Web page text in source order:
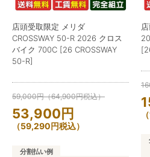
店頭受取限定 メリダ
CROSSWAY 50-R 2026 クロス
バイク 700C [26 CROSSWAY
50-R]
59,000円（64,900円税込）
53,900円
（59,290円税込）
分割払い例
（